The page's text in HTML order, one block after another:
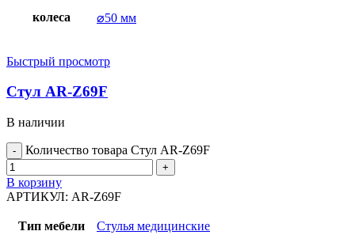
колеса ⌀50 мм
Быстрый просмотр
Стул AR-Z69F
В наличии
Количество товара Стул AR-Z69F
В корзину
АРТИКУЛ: AR-Z69F
Тип мебели Стулья медицинские